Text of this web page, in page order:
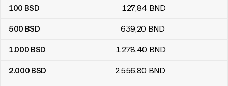
100 BSD 127,84 BND
500 BSD 639,20 BND
1.000 BSD 1.278,40 BND
2.000 BSD 2.556,80 BND